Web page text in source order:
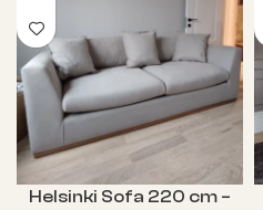
Helsinki Sofa 220 cm –